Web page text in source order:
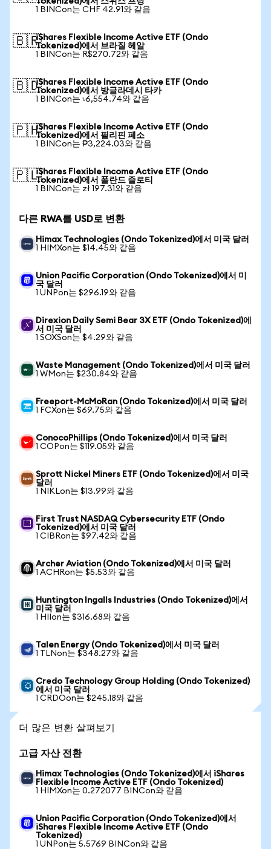
1 BINCon는 CHF 42.91와 같음
🇧🇷iShares Flexible Income Active ETF (Ondo
Tokenized)에서 브라질 헤알
1 BINCon는 R$270.72와 같음
🇧🇩iShares Flexible Income Active ETF (Ondo
Tokenized)에서 방글라데시 타카
1 BINCon는 ৳6,554.74와 같음
🇵🇭iShares Flexible Income Active ETF (Ondo
Tokenized)에서 필리핀 페소
1 BINCon는 ₱3,224.03와 같음
🇵🇱iShares Flexible Income Active ETF (Ondo
Tokenized)에서 폴란드 즐로티
1 BINCon는 zł 197.31와 같음
다른 RWA를 USD로 변환
Himax Technologies (Ondo Tokenized)에서 미국 달러
1 HIMXon는 $14.45와 같음
Union Pacific Corporation (Ondo Tokenized)에서 미
국 달러
1 UNPon는 $296.19와 같음
Direxion Daily Semi Bear 3X ETF (Ondo Tokenized)에
서 미국 달러
1 SOXSon는 $4.29와 같음
Waste Management (Ondo Tokenized)에서 미국 달러
1 WMon는 $230.84와 같음
Freeport-McMoRan (Ondo Tokenized)에서 미국 달러
1 FCXon는 $69.75와 같음
ConocoPhillips (Ondo Tokenized)에서 미국 달러
1 COPon는 $119.05와 같음
Sprott Nickel Miners ETF (Ondo Tokenized)에서 미국
달러
1 NIKLon는 $13.99와 같음
First Trust NASDAQ Cybersecurity ETF (Ondo
Tokenized)에서 미국 달러
1 CIBRon는 $97.42와 같음
Archer Aviation (Ondo Tokenized)에서 미국 달러
1 ACHRon는 $5.53와 같음
Huntington Ingalls Industries (Ondo Tokenized)에서
미국 달러
1 HIIon는 $316.68와 같음
Talen Energy (Ondo Tokenized)에서 미국 달러
1 TLNon는 $348.27와 같음
Credo Technology Group Holding (Ondo Tokenized)
에서 미국 달러
1 CRDOon는 $245.18와 같음
더 많은 변환 살펴보기
고급 자산 전환
Himax Technologies (Ondo Tokenized)에서 iShares
Flexible Income Active ETF (Ondo Tokenized)
1 HIMXon는 0.272077 BINCon와 같음
Union Pacific Corporation (Ondo Tokenized)에서
iShares Flexible Income Active ETF (Ondo
Tokenized)
1 UNPon는 5.5769 BINCon와 같음